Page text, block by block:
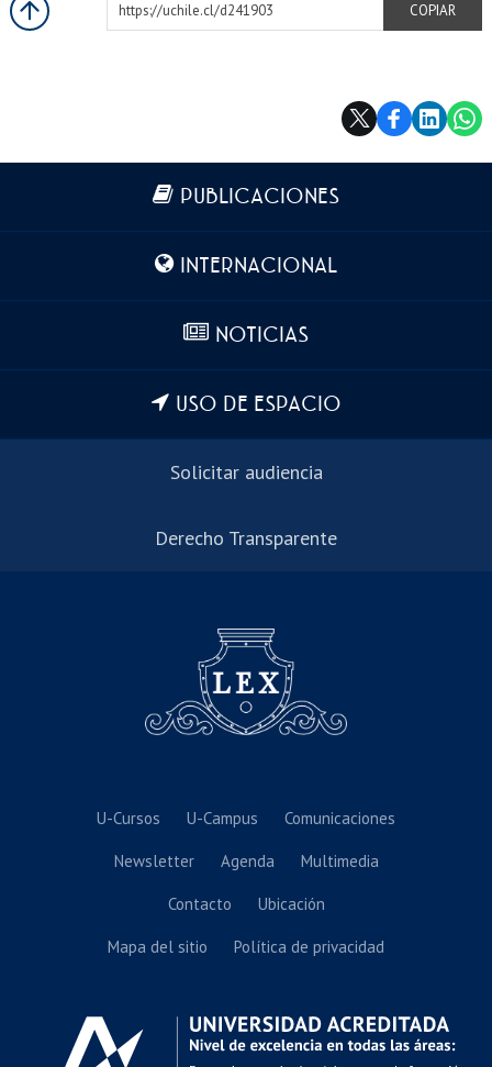
https://uchile.cl/d241903
COPIAR
Más información
PUBLICACIONES
INTERNACIONAL
NOTICIAS
USO DE ESPACIO
Solicitar audiencia
Derecho Transparente
U-Cursos U-Campus Comunicaciones
Newsletter Agenda Multimedia
Contacto Ubicación
Mapa del sitio Política de privacidad